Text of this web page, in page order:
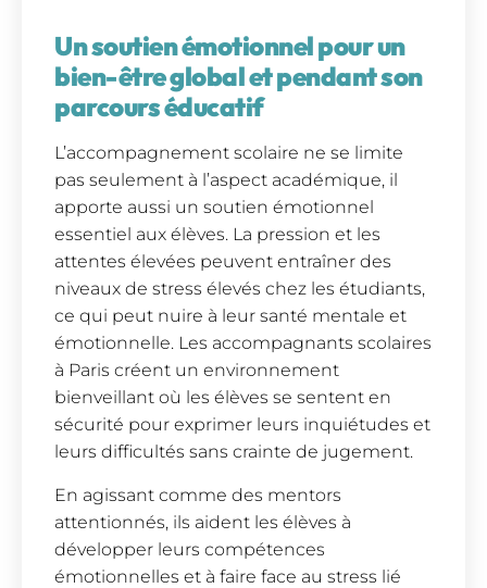
Un soutien émotionnel pour un
bien-être global et pendant son
parcours éducatif
L’accompagnement scolaire ne se limite
pas seulement à l’aspect académique, il
apporte aussi un soutien émotionnel
essentiel aux élèves. La pression et les
attentes élevées peuvent entraîner des
niveaux de stress élevés chez les étudiants,
ce qui peut nuire à leur santé mentale et
émotionnelle. Les accompagnants scolaires
à Paris créent un environnement
bienveillant où les élèves se sentent en
sécurité pour exprimer leurs inquiétudes et
leurs difficultés sans crainte de jugement.
En agissant comme des mentors
attentionnés, ils aident les élèves à
développer leurs compétences
émotionnelles et à faire face au stress lié